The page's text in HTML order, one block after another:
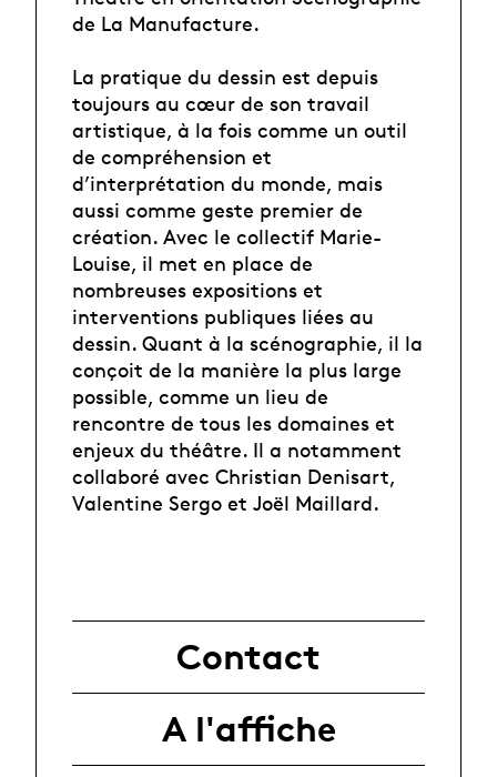
de La Manufacture.
La pratique du dessin est depuis
toujours au cœur de son travail
artistique, à la fois comme un outil
de compréhension et
d’interprétation du monde, mais
aussi comme geste premier de
création. Avec le collectif Marie-
Louise, il met en place de
nombreuses expositions et
interventions publiques liées au
dessin. Quant à la scénographie, il la
conçoit de la manière la plus large
possible, comme un lieu de
rencontre de tous les domaines et
enjeux du théâtre. Il a notamment
collaboré avec Christian Denisart,
Valentine Sergo et Joël Maillard.
Contact
A l'affiche